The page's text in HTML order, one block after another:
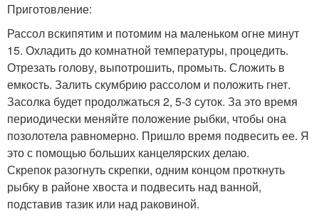
Приготовление:
Рассол вскипятим и потомим на маленьком огне минут
15. Охладить до комнатной температуры, процедить.
Отрезать голову, выпотрошить, промыть. Сложить в
емкость. Залить скумбрию рассолом и положить гнет.
Засолка будет продолжаться 2, 5-3 суток. За это время
периодически меняйте положение рыбки, чтобы она
позолотела равномерно. Пришло время подвесить ее. Я
это с помощью больших канцелярских делаю.
Скрепок разогнуть скрепки, одним концом проткнуть
рыбку в районе хвоста и подвесить над ванной,
подставив тазик или над раковиной.